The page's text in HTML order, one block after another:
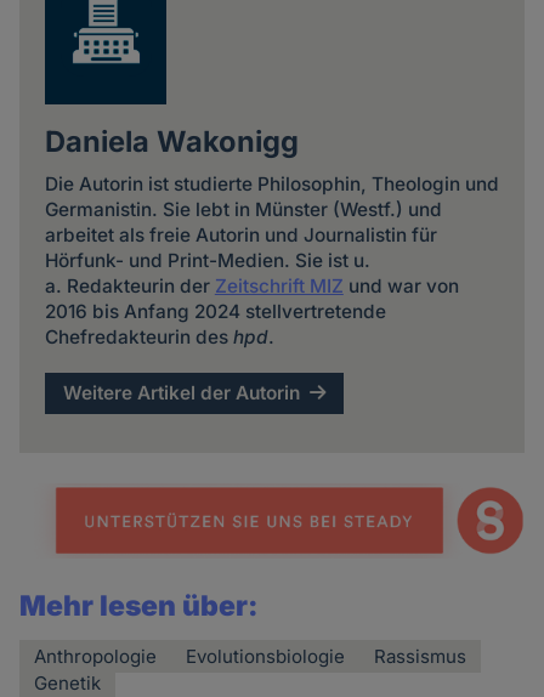
Daniela Wakonigg
Die Autorin ist studierte Philosophin, Theologin und
Germanistin. Sie lebt in Münster (Westf.) und
arbeitet als freie Autorin und Journalistin für
Hörfunk- und Print-Medien. Sie ist u.
a. Redakteurin der Zeitschrift MIZ und war von
2016 bis Anfang 2024 stellvertretende
Chefredakteurin des hpd.
Weitere Artikel der Autorin
Mehr lesen über:
Anthropologie Evolutionsbiologie
Rassismus
Genetik